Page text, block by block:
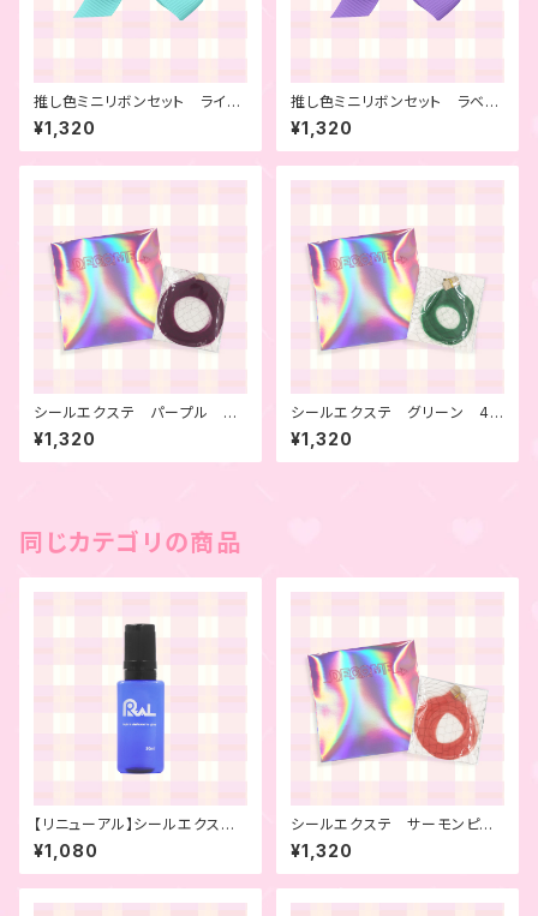
推し色ミニリボンセット ライト
ブルー 6本セット
¥1,320
推し色ミニリボンセット ラベン
ダー 6本セット
¥1,320
シールエクステ パープル 4
本セット
¥1,320
シールエクステ グリーン 4
本セット
¥1,320
同じカテゴリの商品
【リニューアル】シールエクステ
用リムーバー
¥1,080
シールエクステ サーモンピン
ク 4本セット
¥1,320